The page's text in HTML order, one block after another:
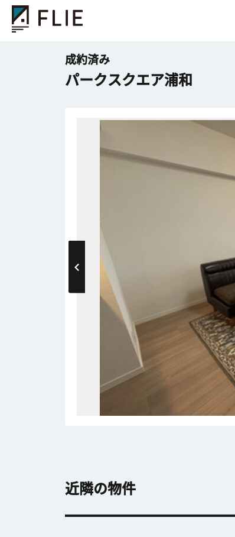
成約済み
パークスクエア浦和
近隣の物件